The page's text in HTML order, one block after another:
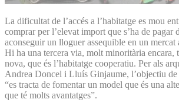
La dificultat de l’accés a l’habitatge es mou
comprar per l’elevat import que s’ha de pagar
aconseguir un lloguer assequible en un mercat
Hi ha una tercera via, molt minoritària encara,
nova, que és l’habitatge cooperatiu. Per als
Andrea Doncel i Lluís Ginjaume, l’objectiu de
“es tracta de fomentar un model que és una
que té molts avantatges”.